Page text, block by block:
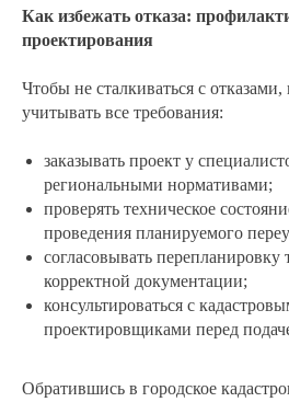
Как избежать отказа:
проектирования
Чтобы не сталкиваться с отказами,
учитывать все требования:
заказывать проект у
региональными нормативами;
проверять техническое
проведения планируемого
согласовывать перепланировку
корректной документации;
консультироваться с
проектировщиками перед
Обратившись в городское